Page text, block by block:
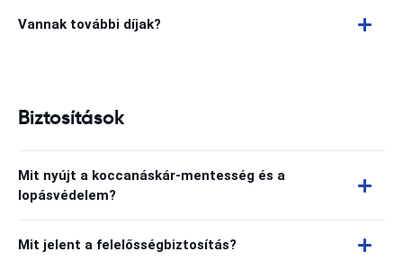
Vannak további díjak?
Biztosítások
Mit nyújt a koccanáskár-mentesség és a
lopásvédelem?
Mit jelent a felelősségbiztosítás?